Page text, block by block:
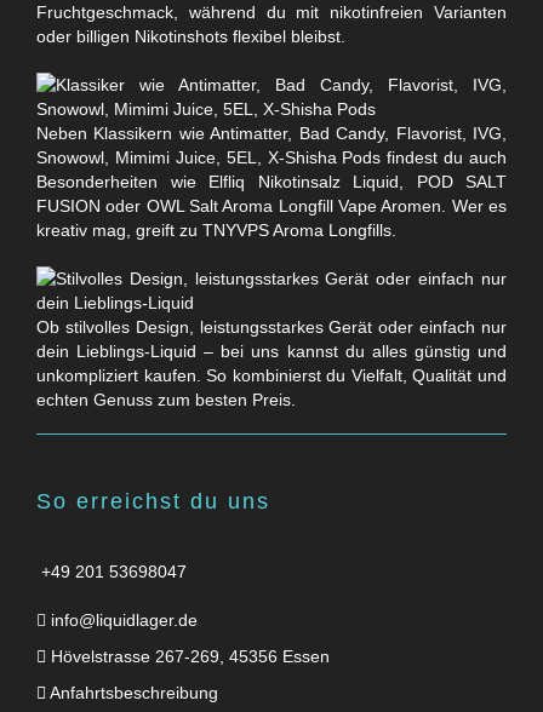
Fruchtgeschmack, während du mit nikotinfreien Varianten
oder billigen Nikotinshots flexibel bleibst.
Neben Klassikern wie Antimatter, Bad Candy, Flavorist, IVG,
Snowowl, Mimimi Juice, 5EL, X-Shisha Pods findest du auch
Besonderheiten wie Elfliq Nikotinsalz Liquid, POD SALT
FUSION oder OWL Salt Aroma Longfill Vape Aromen. Wer es
kreativ mag, greift zu TNYVPS Aroma Longfills.
Ob stilvolles Design, leistungsstarkes Gerät oder einfach nur
dein Lieblings-Liquid – bei uns kannst du alles günstig und
unkompliziert kaufen. So kombinierst du Vielfalt, Qualität und
echten Genuss zum besten Preis.
So erreichst du uns
+49 201 53698047
info@liquidlager.de
Hövelstrasse 267-269, 45356 Essen
Anfahrtsbeschreibung